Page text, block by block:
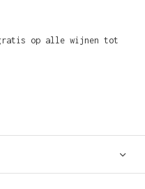
gratis op alle wijnen tot